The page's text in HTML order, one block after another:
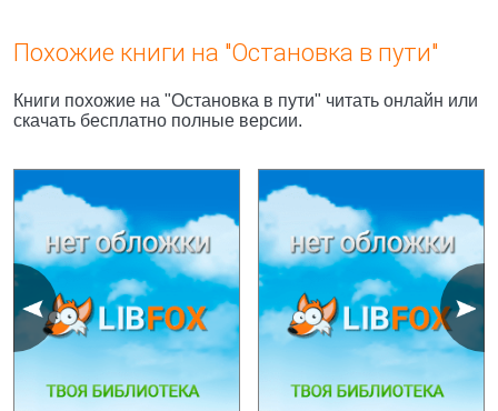
Похожие книги на "Остановка в пути"
Книги похожие на "Остановка в пути" читать онлайн или
скачать бесплатно полные версии.